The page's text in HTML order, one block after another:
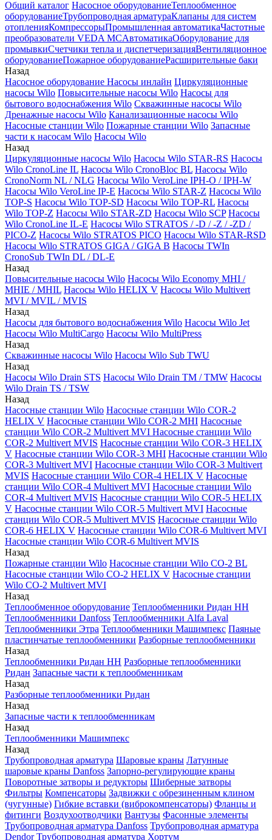
Общий каталог Насосное оборудованиеТеплообменное
оборудованиеТрубопроводная арматураКлапаны для систем
отопленияКомпрессорыПромышленная автоматикаЧастотные
преобразователи VEDA MCАвтоматикаОборудование для
промывкиСчетчики тепла и диспетчеризацияВентиляционное
оборудованиеПожарное оборудованиеРасширительные баки
Назад
Насосное оборудование Насосы инлайн Циркуляционные
насосы Wilo Повысительные насосы Wilo Насосы для
бытового водоснабжения Wilo Скважинные насосы Wilo
Дренажные насосы Wilo Канализационные насосы Wilo
Насосные станции Wilo Пожарные станции Wilo Запасные
части к насосам Wilo Насосы Wilo
Назад
Циркуляционные насосы Wilo Насосы Wilo STAR-RS Насосы
Wilo CronoLine IL Насосы Wilo CronoBloc BL Насосы Wilo
CronoNorm NL / NLG Насосы Wilo VeroLine IPH-O / IPH-W
Насосы Wilo VeroLine IP-E Насосы Wilo STAR-Z Насосы Wilo
TOP-S Насосы Wilo TOP-SD Насосы Wilo TOP-RL Насосы
Wilo TOP-Z Насосы Wilo STAR-ZD Насосы Wilo SCP Насосы
Wilo CronoLine IL-E Насосы Wilo STRATOS / -D / -Z / -ZD /
PICO-Z Насосы Wilo STRATOS PICO Насосы Wilo STAR-RSD
Насосы Wilo STRATOS GIGA / GIGA B Насосы TWIn
CronoSub TWIn DL / DL-E
Назад
Повысительные насосы Wilo Насосы Wilo Economy MHI /
MHIE / MHIL Насосы Wilo HELIX V Насосы Wilo Multivert
MVI / MVIL / MVIS
Назад
Насосы для бытового водоснабжения Wilo Насосы Wilo Jet
Насосы Wilo MultiCargo Насосы Wilo MultiPress
Назад
Скважинные насосы Wilo Насосы Wilo Sub TWU
Назад
Насосы Wilo Drain STS Насосы Wilo Drain TM / TMW Насосы
Wilo Drain TS / TSW
Назад
Насосные станции Wilo Насосные станции Wilo COR-2
HELIX V Насосные станции Wilo COR-2 MHI Насосные
станции Wilo COR-2 Multivert MVI Насосные станции Wilo
COR-2 Multivert MVIS Насосные станции Wilo COR-3 HELIX
V Насосные станции Wilo COR-3 MHI Насосные станции Wilo
COR-3 Multivert MVI Насосные станции Wilo COR-3 Multivert
MVIS Насосные станции Wilo COR-4 HELIX V Насосные
станции Wilo COR-4 Multivert MVI Насосные станции Wilo
COR-4 Multivert MVIS Насосные станции Wilo COR-5 HELIX
V Насосные станции Wilo COR-5 Multivert MVI Насосные
станции Wilo COR-5 Multivert MVIS Насосные станции Wilo
COR-6 HELIX V Насосные станции Wilo COR-6 Multivert MVI
Насосные станции Wilo COR-6 Multivert MVIS
Назад
Пожарные станции Wilo Насосные станции Wilo CO-2 BL
Насосные станции Wilo CO-2 HELIX V Насосные станции
Wilo CO-2 Multivert MVI
Назад
Теплообменное оборудование Теплообменники Ридан НН
Теплообменники Danfoss Теплообменники Alfa Laval
Теплообменники Этра Теплообменники Машимпекс Паяные
пластинчатые теплообменники Разборные теплообменники
Назад
Теплообменники Ридан НН Разборные теплообменники
Ридан Запасные части к теплообменникам
Назад
Разборные теплообменники Ридан
Назад
Запасные части к теплообменникам
Назад
Теплообменники Машимпекс
Назад
Трубопроводная арматура Шаровые краны Латунные
шаровые краны Danfoss Запорно-регулирующие краны
Поворотные затворы и редукторы Шиберные затворы
Фильтры Компенсаторы Задвижки с обрезиненным клином
(чугунные) Гибкие вставки (виброкомпенсаторы) Фланцы и
фитинги Воздухоотводчики Вантузы Фасонные элементы
Трубопроводная арматура Danfoss Трубопроводная арматура
Dendor Трубопроводная арматура Хортум